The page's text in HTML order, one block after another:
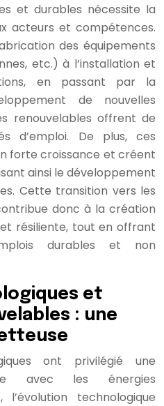
et durables nécessite la
acteurs et compétences.
des équipements
etc.) à l’installation et
en passant par la
de nouvelles
renouvelables offrent de
d’emploi. De plus, ces
forte croissance et créent
ainsi le développement
Cette transition vers les
donc à la création
résiliente, tout en offrant
durables et non
et
: une
ont privilégié une
avec les énergies
technologique